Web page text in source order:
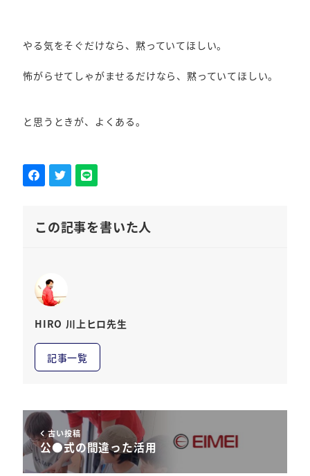
やる気をそぐだけなら、黙っていてほしい。
怖がらせてしゃがませるだけなら、黙っていてほしい。
と思うときが、よくある。
この記事を書いた人
HIRO 川上ヒロ先生
記事一覧
古い投稿
公●式の間違った活用